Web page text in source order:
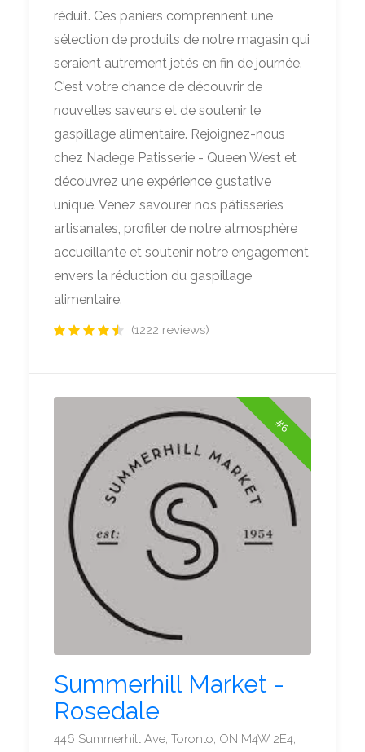
réduit. Ces paniers comprennent une
sélection de produits de notre magasin qui
seraient autrement jetés en fin de journée.
C'est votre chance de découvrir de
nouvelles saveurs et de soutenir le
gaspillage alimentaire. Rejoignez-nous
chez Nadege Patisserie - Queen West et
découvrez une expérience gustative
unique. Venez savourer nos pâtisseries
artisanales, profiter de notre atmosphère
accueillante et soutenir notre engagement
envers la réduction du gaspillage
alimentaire.
(1222 reviews)
#6
Summerhill Market -
Rosedale
446 Summerhill Ave, Toronto, ON M4W 2E4,